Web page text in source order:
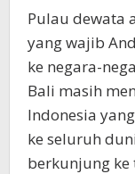
Pulau dewata
yang wajib
ke negara-
Bali masih
Indonesia
ke seluruh
berkunjung ke